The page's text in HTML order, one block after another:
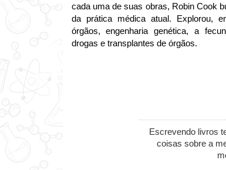
cada uma de suas obras, Robin Cook
da prática médica atual. Explorou,
órgãos, engenharia genética, a
drogas e transplantes de órgãos.
Escrevendo livros
coisas sobre a